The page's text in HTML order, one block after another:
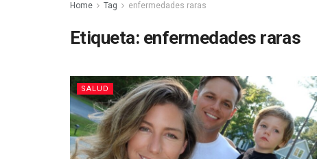
Home Tag enfermedades raras
Etiqueta: enfermedades raras
SALUD